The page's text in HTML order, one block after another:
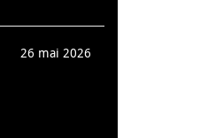
26 mai 2026